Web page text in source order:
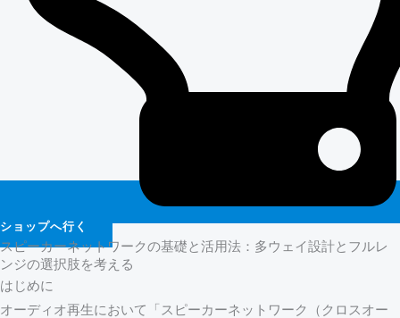
ショップへ行く
スピーカーネットワークの基礎と活用法：多ウェイ設計とフルレ
ンジの選択肢を考える
はじめに
オーディオ再生において「スピーカーネットワーク（クロスオー